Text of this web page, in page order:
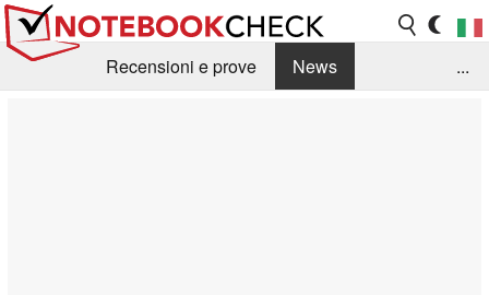
Recensioni e prove
News
...